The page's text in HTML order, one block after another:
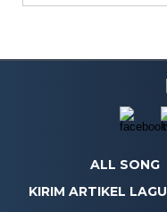
ALL SONG
KIRIM ARTIKEL LAGU